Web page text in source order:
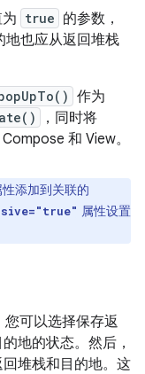
true 的参数，
地也应从返回堆栈
作为
，同时将
和 View。
性添加到关联的
属性设置
可以选择保存返
地的状态。然后，
堆栈和目的地。这